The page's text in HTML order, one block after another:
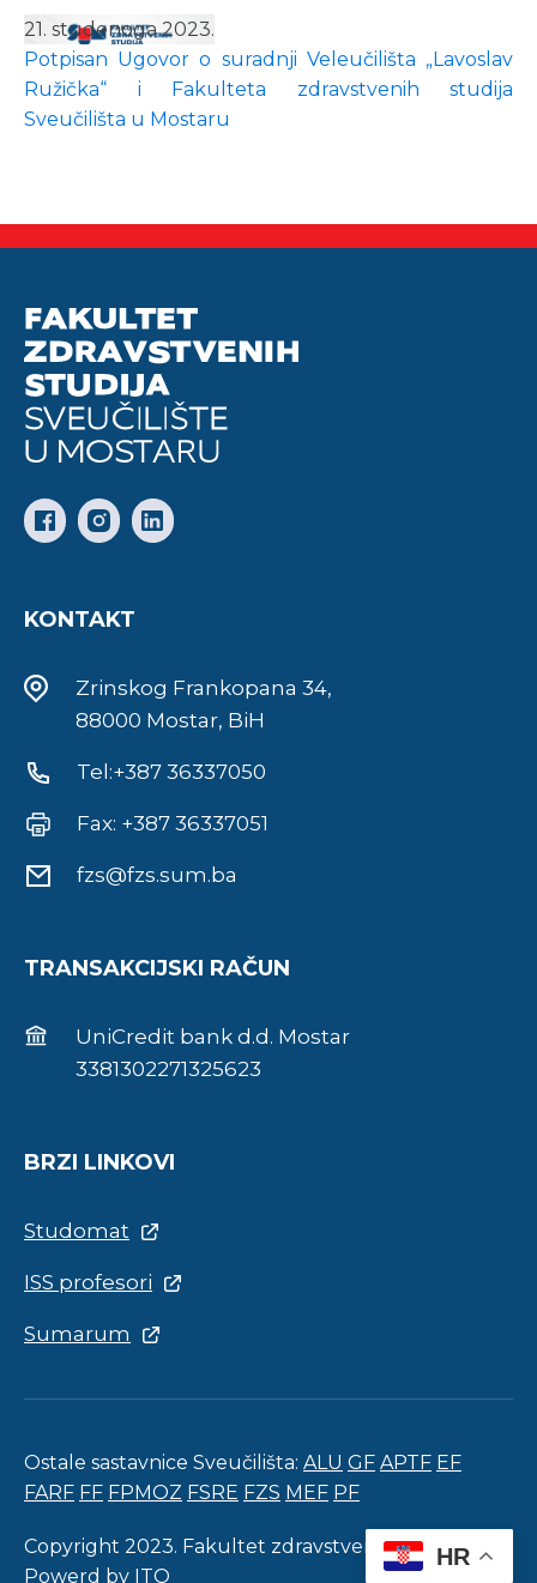
21. studenoga 2023.
Potpisan Ugovor o suradnji Veleučilišta „Lavoslav
Ružička“ i Fakulteta zdravstvenih studija
Sveučilišta u Mostaru
KONTAKT
Zrinskog Frankopana 34,
88000 Mostar, BiH
Tel:+387 36337050
Fax: +387 36337051
fzs@fzs.sum.ba
TRANSAKCIJSKI RAČUN
UniCredit bank d.d. Mostar
3381302271325623
BRZI LINKOVI
Studomat
ISS profesori
Sumarum
Ostale sastavnice Sveučilišta: ALU GF APTF EF
FARF FF FPMOZ FSRE FZS MEF PF
Copyright 2023. Fakultet zdravstvenih studija.
Powerd by ITO
HR